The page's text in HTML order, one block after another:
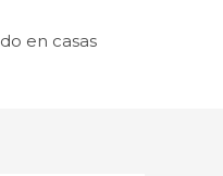
en casas